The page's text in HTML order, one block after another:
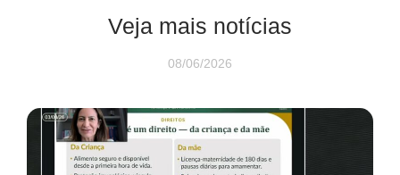
Veja mais notícias
08/06/2026